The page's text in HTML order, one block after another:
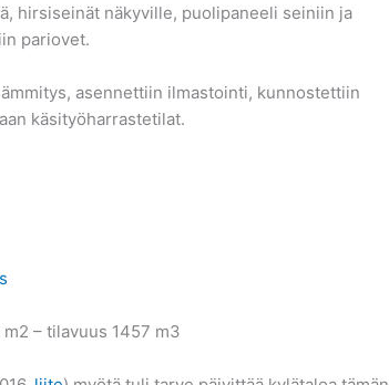
hirsiseinät näkyville, puolipaneeli seiniin ja
pariovet.
asennettiin ilmastointi, kunnostettiin
käsityöharrastetilat.
– tilavuus 1457 m3